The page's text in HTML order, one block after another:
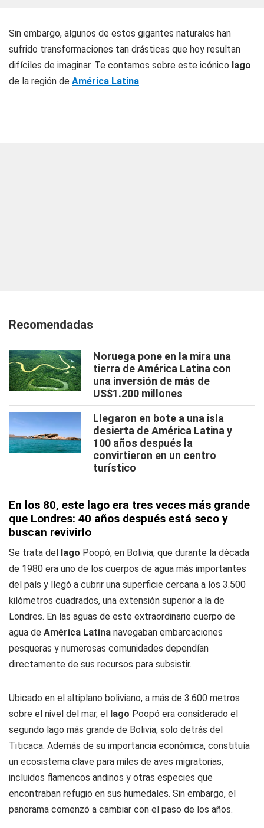
Sin embargo, algunos de estos gigantes naturales han
sufrido transformaciones tan drásticas que hoy resultan
difíciles de imaginar. Te contamos sobre este icónico lago
de la región de América Latina.
Recomendadas
Noruega pone en la mira una
tierra de América Latina con
una inversión de más de
US$1.200 millones
Llegaron en bote a una isla
desierta de América Latina y
100 años después la
convirtieron en un centro
turístico
En los 80, este lago era tres veces más grande
que Londres: 40 años después está seco y
buscan revivirlo
Se trata del lago Poopó, en Bolivia, que durante la década
de 1980 era uno de los cuerpos de agua más importantes
del país y llegó a cubrir una superficie cercana a los 3.500
kilómetros cuadrados, una extensión superior a la de
Londres. En las aguas de este extraordinario cuerpo de
agua de América Latina navegaban embarcaciones
pesqueras y numerosas comunidades dependían
directamente de sus recursos para subsistir.
Ubicado en el altiplano boliviano, a más de 3.600 metros
sobre el nivel del mar, el lago Poopó era considerado el
segundo lago más grande de Bolivia, solo detrás del
Titicaca. Además de su importancia económica, constituía
un ecosistema clave para miles de aves migratorias,
incluidos flamencos andinos y otras especies que
encontraban refugio en sus humedales. Sin embargo, el
panorama comenzó a cambiar con el paso de los años.